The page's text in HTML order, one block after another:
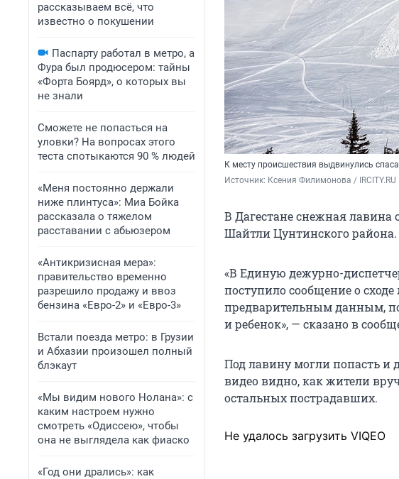
рассказываем всё, что
известно о покушении
Паспарту работал в метро, а
Фура был продюсером: тайны
«Форта Боярд», о которых вы
не знали
Сможете не попасться на
уловки? На вопросах этого
теста спотыкаются 90 % людей
«Меня постоянно держали
ниже плинтуса»: Миа Бойка
рассказала о тяжелом
расставании с абьюзером
«Антикризисная мера»:
правительство временно
разрешило продажу и ввоз
бензина «Евро-2» и «Евро-3»
Встали поезда метро: в Грузии
и Абхазии произошел полный
блэкаут
«Мы видим нового Нолана»: с
каким настроем нужно
смотреть «Одиссею», чтобы
она не выглядела как фиаско
«Год они дрались»: как
К месту происшествия выдвинулись
Источник: Ксения Филимонова / IRCITY.RU
В Дагестане снежная
Шайтли Цунтинского района.
«В Единую дежурно-
поступило сообщение о
предварительным данным,
и ребенок», — сказано в
Под лавину могли попасть и
видео видно, как жители
остальных пострадавших.
Не удалось загрузить VIQEO